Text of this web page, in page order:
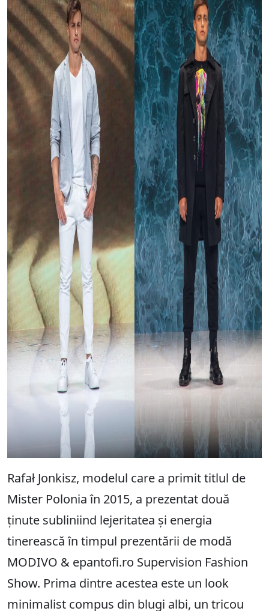
Rafał Jonkisz, modelul care a primit titlul de
Mister Polonia în 2015, a prezentat două
ținute subliniind lejeritatea și energia
tinerească în timpul prezentării de modă
MODIVO & epantofi.ro Supervision Fashion
Show. Prima dintre acestea este un look
minimalist compus din blugi albi, un tricou